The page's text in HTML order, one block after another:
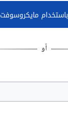
باستخدام مايكروسوفت